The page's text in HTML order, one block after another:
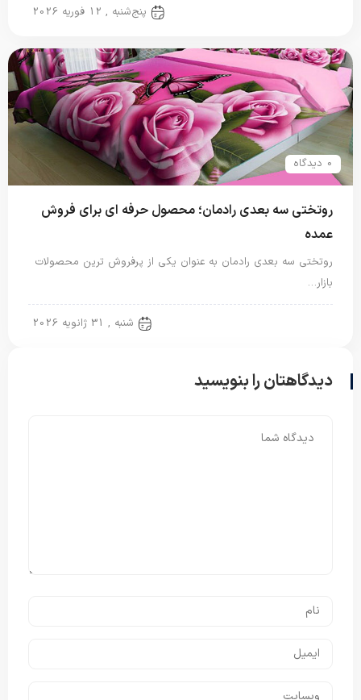
پنج‌شنبه , 12 فوریه 2026
0 دیدگاه
روتختی سه بعدی رادمان؛ محصول حرفه ای برای فروش
عمده
روتختی سه بعدی رادمان به عنوان یکی از پرفروش ترین محصولات
بازار…
شنبه , 31 ژانویه 2026
دیدگاهتان را بنویسید